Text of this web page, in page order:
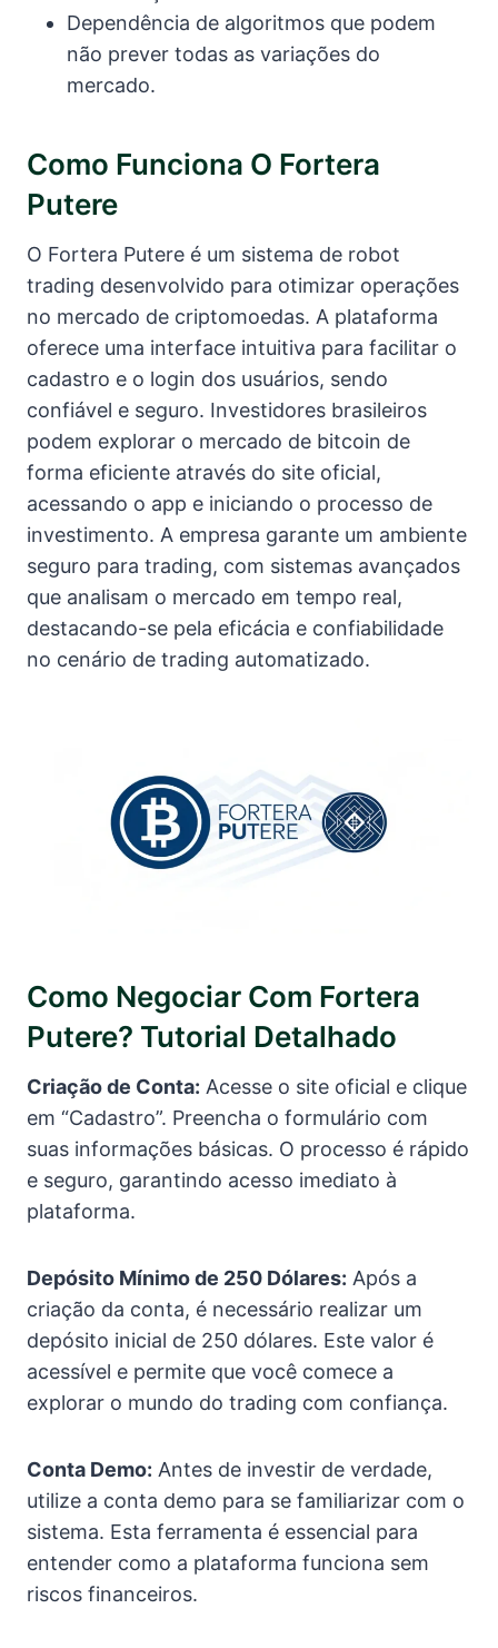
Dependência de algoritmos que podem
não prever todas as variações do
mercado.
Como Funciona O Fortera
Putere
O Fortera Putere é um sistema de robot
trading desenvolvido para otimizar operações
no mercado de criptomoedas. A plataforma
oferece uma interface intuitiva para facilitar o
cadastro e o login dos usuários, sendo
confiável e seguro. Investidores brasileiros
podem explorar o mercado de bitcoin de
forma eficiente através do site oficial,
acessando o app e iniciando o processo de
investimento. A empresa garante um ambiente
seguro para trading, com sistemas avançados
que analisam o mercado em tempo real,
destacando-se pela eficácia e confiabilidade
no cenário de trading automatizado.
Como Negociar Com Fortera
Putere? Tutorial Detalhado
Criação de Conta: Acesse o site oficial e clique
em “Cadastro”. Preencha o formulário com
suas informações básicas. O processo é rápido
e seguro, garantindo acesso imediato à
plataforma.
Depósito Mínimo de 250 Dólares: Após a
criação da conta, é necessário realizar um
depósito inicial de 250 dólares. Este valor é
acessível e permite que você comece a
explorar o mundo do trading com confiança.
Conta Demo: Antes de investir de verdade,
utilize a conta demo para se familiarizar com o
sistema. Esta ferramenta é essencial para
entender como a plataforma funciona sem
riscos financeiros.